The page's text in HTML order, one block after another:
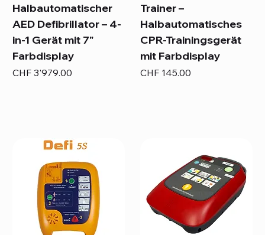
Halbautomatischer
AED Defibrillator – 4-
in-1 Gerät mit 7"
Farbdisplay
Preis
CHF 3'979.00
Trainer –
Halbautomatisches
CPR-Trainingsgerät
mit Farbdisplay
Preis
CHF 145.00